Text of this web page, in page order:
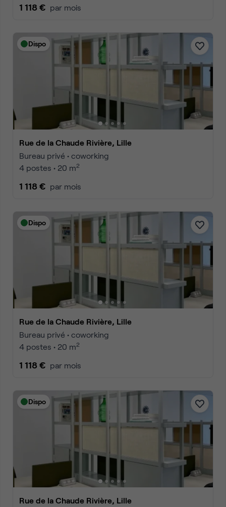
1 118 € par mois
Dispo
Rue de la Chaude Rivière, Lille
Bureau privé • coworking
4 postes • 20 m2
1 118 € par mois
Dispo
Rue de la Chaude Rivière, Lille
Bureau privé • coworking
4 postes • 20 m2
1 118 € par mois
Dispo
Rue de la Chaude Rivière, Lille